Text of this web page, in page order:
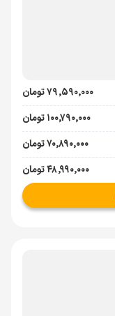
۷۹٬۵۹۰٬۰۰۰ تومان
۱۰۰٬۷۹۰٬۰۰۰ تومان
۷۰٬۸۹۰٬۰۰۰ تومان
۴۸٬۹۹۰٬۰۰۰ تومان